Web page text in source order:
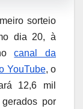
sorteio
dia 20, à
canal da
YouTube, o
12,6 mil
por